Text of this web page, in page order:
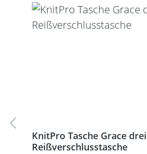
KnitPro Tasche Grace
Reißverschlusstasche